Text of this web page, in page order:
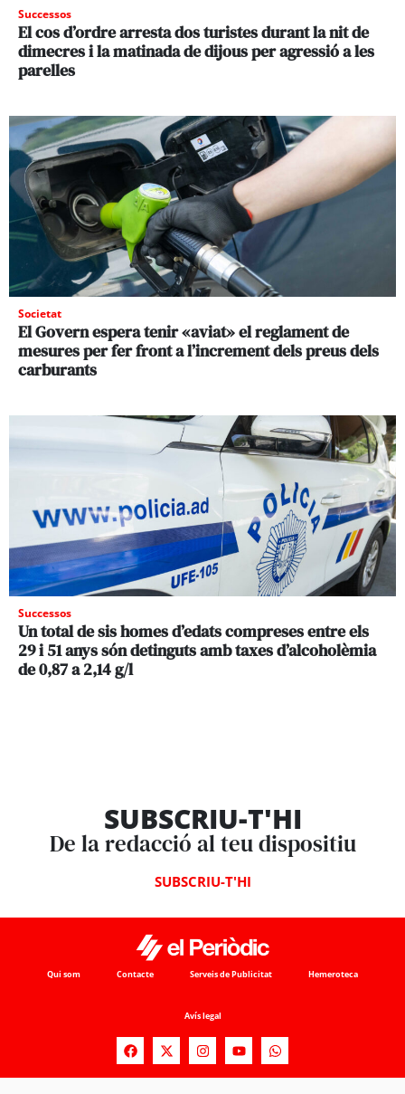
Successos
El cos d’ordre arresta dos turistes durant la nit de
dimecres i la matinada de dijous per agressió a les
parelles
Societat
El Govern espera tenir «aviat» el reglament de
mesures per fer front a l’increment dels preus dels
carburants
Successos
Un total de sis homes d’edats compreses entre els
29 i 51 anys són detinguts amb taxes d’alcoholèmia
de 0,87 a 2,14 g/l
SUBSCRIU-T'HI
De la redacció al teu dispositiu
SUBSCRIU-T'HI
Qui som Contacte Serveis de Publicitat Hemeroteca
Avís legal